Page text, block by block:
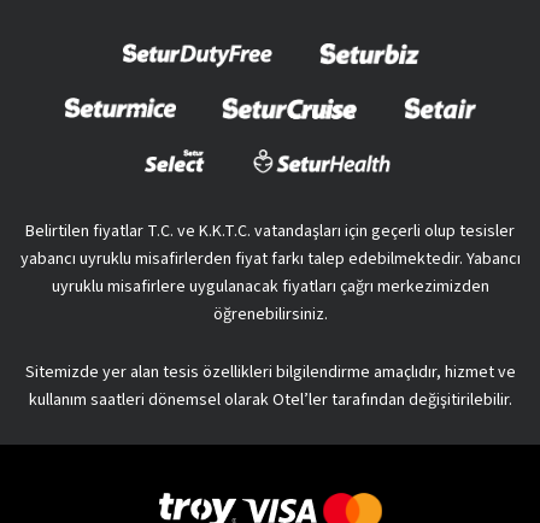
Belirtilen fiyatlar T.C. ve K.K.T.C. vatandaşları için geçerli olup tesisler
yabancı uyruklu misafirlerden fiyat farkı talep edebilmektedir. Yabancı
uyruklu misafirlere uygulanacak fiyatları çağrı merkezimizden
öğrenebilirsiniz.
Sitemizde yer alan tesis özellikleri bilgilendirme amaçlıdır, hizmet ve
kullanım saatleri dönemsel olarak Otel’ler tarafından değişitirilebilir.